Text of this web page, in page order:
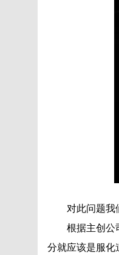
对此问题我们
根据主创公司
分就应该是服化